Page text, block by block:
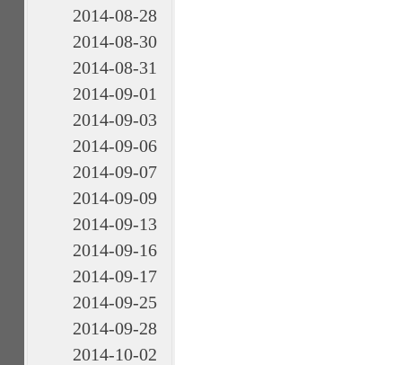
2014-08-28
2014-08-30
2014-08-31
2014-09-01
2014-09-03
2014-09-06
2014-09-07
2014-09-09
2014-09-13
2014-09-16
2014-09-17
2014-09-25
2014-09-28
2014-10-02